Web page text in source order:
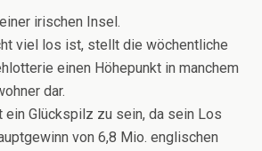
irischen Insel.
viel los ist, stellt die wöchentliche
einen Höhepunkt in manchem
dar.
ein Glückspilz zu sein, da sein Los
von 6,8 Mio. englischen